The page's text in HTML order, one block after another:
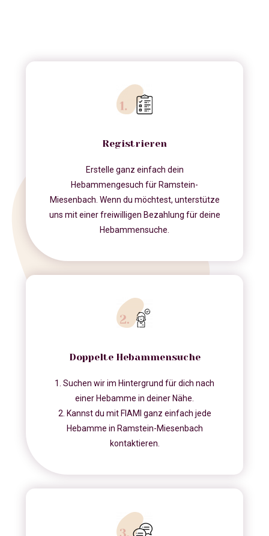
Registrieren
Erstelle ganz einfach dein
Hebammengesuch für Ramstein-
Miesenbach. Wenn du möchtest, unterstütze
uns mit einer freiwilligen Bezahlung für deine
Hebammensuche.
Doppelte Hebammensuche
1. Suchen wir im Hintergrund für dich nach
einer Hebamme in deiner Nähe.
2. Kannst du mit FIAMI ganz einfach jede
Hebamme in Ramstein-Miesenbach
kontaktieren.